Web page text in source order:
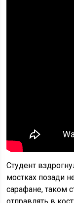
Студент
мостках позади
сарафане, таком